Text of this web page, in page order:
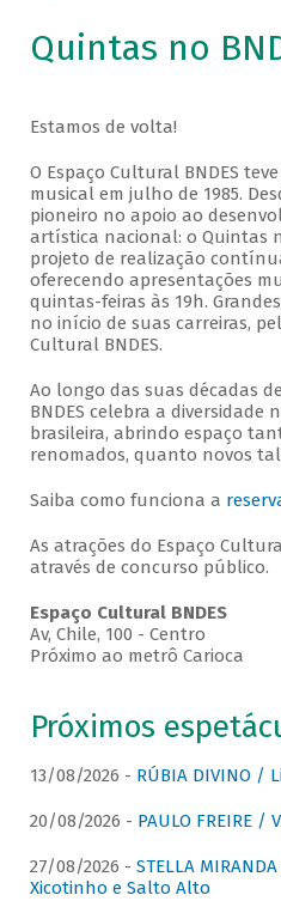
Quintas no
Estamos de volta!
O Espaço Cultural BNDES
musical em julho de 1985.
pioneiro no apoio ao
artística nacional: o Quintas
projeto de realização
oferecendo apresentações
quintas-feiras às 19h.
no início de suas carreiras,
Cultural BNDES.
Ao longo das suas décadas
BNDES celebra a diversidade
brasileira, abrindo espaço
renomados, quanto novos
Saiba como funciona a
As atrações do Espaço
através de concurso público.
Espaço Cultural BNDES
Av, Chile, 100 - Centro
Próximo ao metrô Carioca
Próximos
13/08/2026 - RÚBIA DIVINO /
20/08/2026 - PAULO FREIRE /
27/08/2026 - STELLA
Xicotinho e Salto Alto